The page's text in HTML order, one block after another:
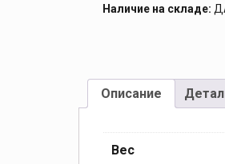
Наличие на складе:
Описание
Вес